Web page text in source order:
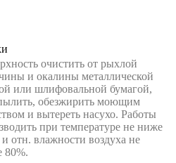
очистить от рыхлой
и окалины металлической
или шлифовальной бумагой,
обезжирить моющим
и вытереть насухо. Работы
при температуре не ниже
отн. влажности воздуха не
80%.